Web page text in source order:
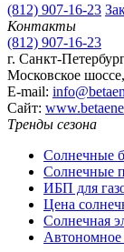
(812) 907-16-23
Контакты
(812) 907-16-23
г. Санкт-
Московское
E-mail:
Cайт:
Тренды сезона
Солнечные
Солнечные
ИБП для
Цена
Солнечная
Автономное